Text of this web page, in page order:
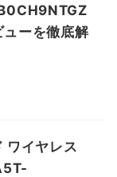
ーを徹底解
ワイヤレス